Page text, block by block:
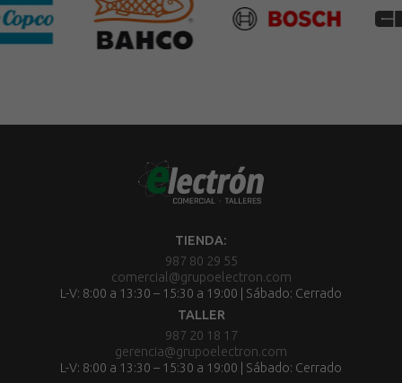
TIENDA:
987 80 29 55
comercial@grupoelectron.com
L-V: 8:00 a 13:30 – 15:30 a 19:00 | Sábado: Cerrado
TALLER
987 20 18 17
gerencia@grupoelectron.com
L-V: 8:00 a 13:30 – 15:30 a 19:00 | Sábado: Cerrado